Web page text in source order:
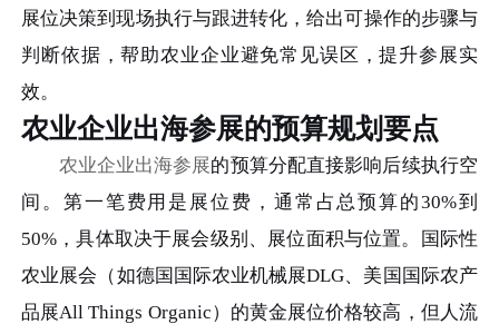
展位决策到现场执行与跟进转化，给出可操作的步骤与
判断依据，帮助农业企业避免常见误区，提升参展实
效。
农业企业出海参展的预算规划要点
农业企业出海参展的预算分配直接影响后续执行空
间。第一笔费用是展位费，通常占总预算的30%到
50%，具体取决于展会级别、展位面积与位置。国际性
农业展会（如德国国际农业机械展DLG、美国国际农产
品展All Things Organic）的黄金展位价格较高，但人流